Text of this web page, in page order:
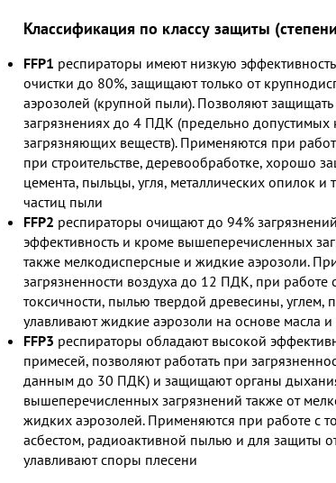
Классификация по классу защиты
FFP1 респираторы имеют низкую
очистки до 80%, защищают только от
аэрозолей (крупной пыли). Позволяют
загрязнениях до 4 ПДК (предельно допустимых
загрязняющих веществ). Применяются при
при строительстве, деревообработке, хорошо
цемента, пыльцы, угля, металлических опилок
частиц пыли
FFP2 респираторы очищают до 94%
эффективность и кроме вышеперечисленных
также мелкодисперсные и жидкие аэрозоли.
загрязненности воздуха до 12 ПДК, при работе
токсичности, пылью твердой древесины, углем,
улавливают жидкие аэрозоли на основе масла
FFP3 респираторы обладают высокой
примесей, позволяют работать при
данным до 30 ПДК) и защищают органы
вышеперечисленных загрязнений также от
жидких аэрозолей. Применяются при работе с
асбестом, радиоактивной пылью и для защиты
улавливают споры плесени